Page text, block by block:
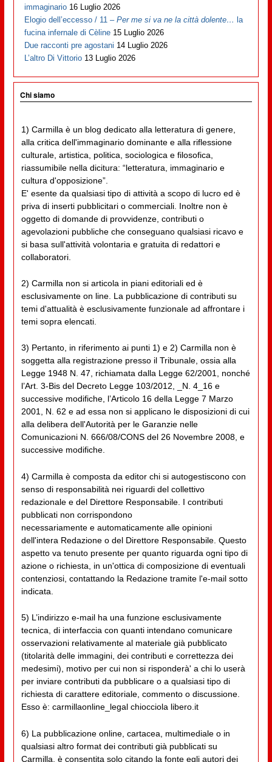
immaginario 16 Luglio 2026
Elogio dell’eccesso / 11 –Per me si va ne la città dolente… la
fucina infernale di Cèline 15 Luglio 2026
Due racconti pre agostani 14 Luglio 2026
L’altro Di Vittorio 13 Luglio 2026
Chi siamo
1) Carmilla è un blog dedicato alla letteratura di genere,
alla critica dell'immaginario dominante e alla riflessione
culturale, artistica, politica, sociologica e filosofica,
riassumibile nella dicitura: “letteratura, immaginario e
cultura d'opposizione”.
E' esente da qualsiasi tipo di attività a scopo di lucro ed è
priva di inserti pubblicitari o commerciali. Inoltre non è
oggetto di domande di provvidenze, contributi o
agevolazioni pubbliche che conseguano qualsiasi ricavo e
si basa sull'attività volontaria e gratuita di redattori e
collaboratori.
2) Carmilla non si articola in piani editoriali ed è
esclusivamente on line. La pubblicazione di contributi su
temi d'attualità è esclusivamente funzionale ad affrontare i
temi sopra elencati.
3) Pertanto, in riferimento ai punti 1) e 2) Carmilla non è
soggetta alla registrazione presso il Tribunale, ossia alla
Legge 1948 N. 47, richiamata dalla Legge 62/2001, nonché
l’Art. 3-Bis del Decreto Legge 103/2012, _N. 4_16 e
successive modifiche, l’Articolo 16 della Legge 7 Marzo
2001, N. 62 e ad essa non si applicano le disposizioni di cui
alla delibera dell'Autorità per le Garanzie nelle
Comunicazioni N. 666/08/CONS del 26 Novembre 2008, e
successive modifiche.
4) Carmilla è composta da editor chi si autogestiscono con
senso di responsabilità nei riguardi del collettivo
redazionale e del Direttore Responsabile. I contributi
pubblicati non corrispondono
necessariamente e automaticamente alle opinioni
dell'intera Redazione o del Direttore Responsabile. Questo
aspetto va tenuto presente per quanto riguarda ogni tipo di
azione o richiesta, in un'ottica di composizione di eventuali
contenziosi, contattando la Redazione tramite l'e-mail sotto
indicata.
5) L’indirizzo e-mail ha una funzione esclusivamente
tecnica, di interfaccia con quanti intendano comunicare
osservazioni relativamente al materiale già pubblicato
(titolarità delle immagini, dei contributi e correttezza dei
medesimi), motivo per cui non si risponderà' a chi lo userà
per inviare contributi da pubblicare o a qualsiasi tipo di
richiesta di carattere editoriale, commento o discussione.
Esso è: carmillaonline_legal chiocciola libero.it
6) La pubblicazione online, cartacea, multimediale o in
qualsiasi altro format dei contributi già pubblicati su
Carmilla, è consentita solo citando la fonte egli autori dei